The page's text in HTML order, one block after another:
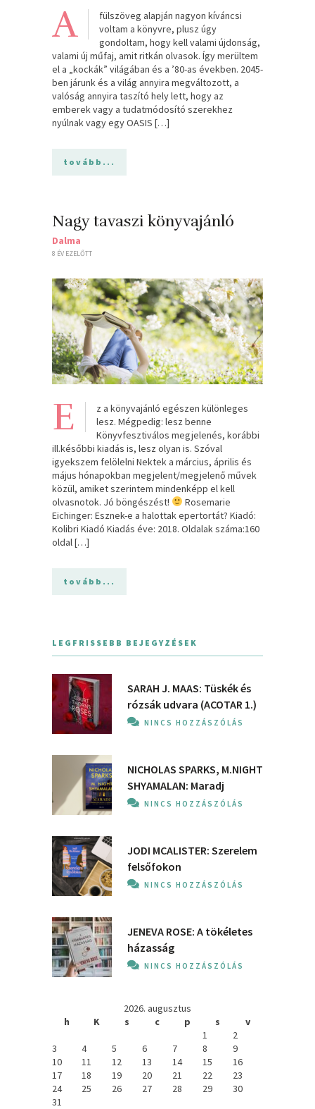
A
fülszöveg alapján nagyon kíváncsi
voltam a könyvre, plusz úgy
gondoltam, hogy kell valami újdonság,
valami új műfaj, amit ritkán olvasok. Így merültem
el a „kockák” világában és a ’80-as években. 2045-
ben járunk és a világ annyira megváltozott, a
valóság annyira taszító hely lett, hogy az
emberek vagy a tudatmódosító szerekhez
nyúlnak vagy egy OASIS […]
tovább...
Nagy tavaszi könyvajánló
Dalma
8 ÉV EZELŐTT
E
z a könyvajánló egészen különleges
lesz. Mégpedig: lesz benne
Könyvfesztiválos megjelenés, korábbi
ill.későbbi kiadás is, lesz olyan is. Szóval
igyekszem felölelni Nektek a március, április és
május hónapokban megjelent/megjelenő művek
közül, amiket szerintem mindenképp el kell
olvasnotok. Jó böngészést!
Rosemarie
Eichinger: Esznek-e ​a halottak epertortát? Kiadó:
Kolibri Kiadó Kiadás éve: 2018. Oldalak száma:160
oldal […]
tovább...
LEGFRISSEBB BEJEGYZÉSEK
SARAH J. MAAS: Tüskék és
rózsák udvara (ACOTAR 1.)
NINCS HOZZÁSZÓLÁS
NICHOLAS SPARKS, M.NIGHT
SHYAMALAN: Maradj
NINCS HOZZÁSZÓLÁS
JODI MCALISTER: Szerelem
felsőfokon
NINCS HOZZÁSZÓLÁS
JENEVA ROSE: A ​tökéletes
házasság
NINCS HOZZÁSZÓLÁS
2026. augusztus
h
K s c p s
v
1
2
3
4 5 6 7 8
9
10
11 12 13 14 15
16
17
18 19 20 21 22
23
24
25 26 27 28 29
30
31